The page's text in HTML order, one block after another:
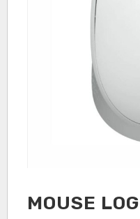
MOUSE